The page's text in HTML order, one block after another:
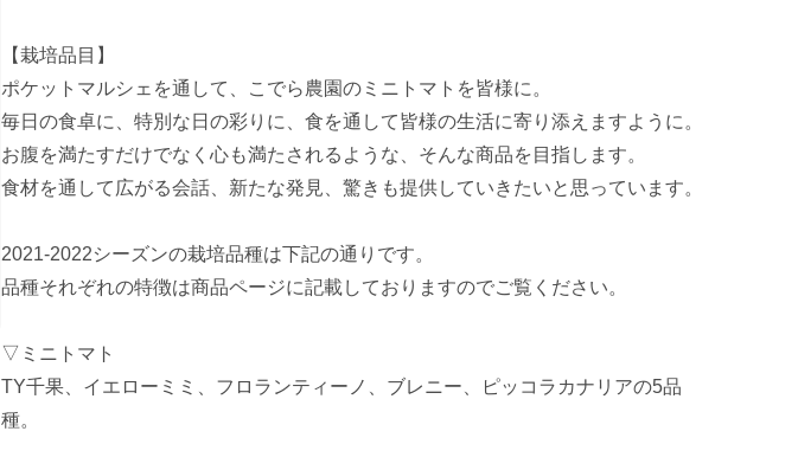
【栽培品目】
ポケットマルシェを通して、こでら農園のミニトマトを皆様に。
毎日の食卓に、特別な日の彩りに、食を通して皆様の生活に寄り添えますように。
お腹を満たすだけでなく心も満たされるような、そんな商品を目指します。
食材を通して広がる会話、新たな発見、驚きも提供していきたいと思っています。
2021-2022シーズンの栽培品種は下記の通りです。
品種それぞれの特徴は商品ページに記載しておりますのでご覧ください。
▽ミニトマト
TY千果、イエローミミ、フロランティーノ、ブレニー、ピッコラカナリアの5品
種。